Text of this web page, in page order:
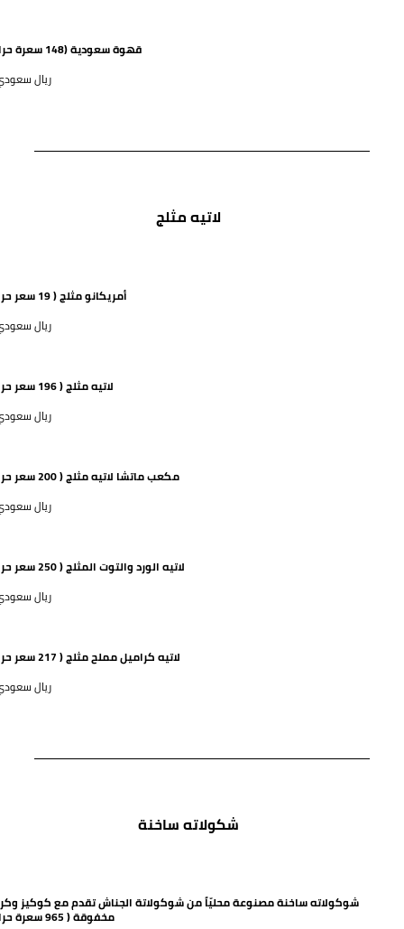
قهوة سعودية (148 سعرة حرارية)
48 ريال
لاتيه مثلج
أمريكانو مثلج ( 19 سعر حراري)
48 ريال
لاتيه مثلج ( 196 سعر حراري)
52 ريال
مكعب ماتشا لاتيه مثلج ( 200 سعر حراري)
63 ريال
لاتيه الورد والتوت المثلج ( 250 سعر حراري)
63 ريال
لاتيه كراميل مملح مثلج ( 217 سعر حراري)
63 ريال
شكولاته ساخنة
شوكولاته ساخنة مصنوعة محليّاً من شوكولاتة الجناش تقدم مع كوكيز
مخفوقة ( 965 سعرة حرارية)